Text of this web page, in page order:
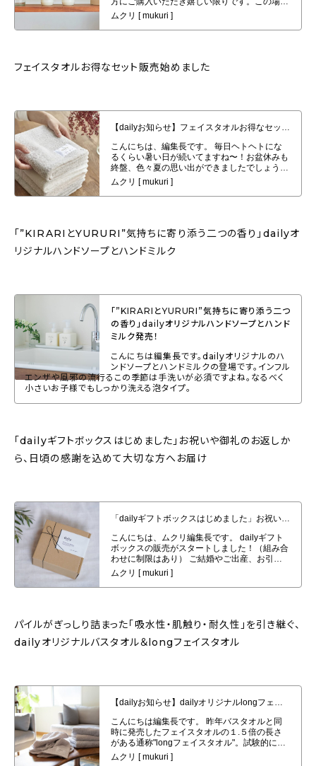
フェイスタオルお得なセット販売始めました
【dailyお知らせ】フェイスタオルお得なセット販売始めました。
「”KIRARIとYURURI”気持ちに寄り添う二つの香り」dailyオ
リジナルハンドソープとハンドミルク
「”KIRARIとYURURI”気持ちに寄り添う二つ
の香り」dailyオリジナルハンドソープとハンド
ミルク発売！
こんにちは編集長です。dailyオリジナルのハ
ンドソープとハンドミルクの登場です。インフル
エンザや風邪の流行るこの季節は手洗いが必須ですよね。なるべく
小さいお子様でもしっかり洗える泡タイプ。
「dailyギフトボックスはじめました」お祝いや御礼のお返しか
ら、日頃の感謝を込めて大切な方へお届け
「dailyギフトボックスはじめました」お祝いや御礼のお返しから、日頃の感
謝を込めて大切な方へお届け
パイルがぎっしり詰まった「吸水性・肌触り・耐久性」を引き継ぐ、
dailyオリジナルバスタオル＆longフェイスタオル
【dailyお知らせ】dailyオリジナルlongフェイスタオル４枚セット発売開始